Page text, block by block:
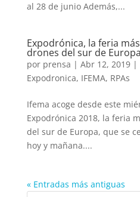
al 28 de junio Además,...
Expodrónica, la feria
drones del sur de
por prensa | Abr 12, 2019|
Expodronica, IFEMA, RPAs
Ifema acoge desde este
Expodrónica 2018, la feria
del sur de Europa, que se
hoy y mañana....
« Entradas más antiguas